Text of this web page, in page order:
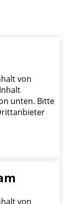
von
unten. Bitte
von